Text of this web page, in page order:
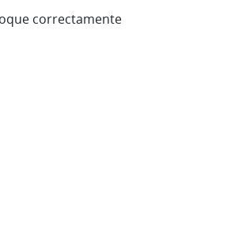
correctamente